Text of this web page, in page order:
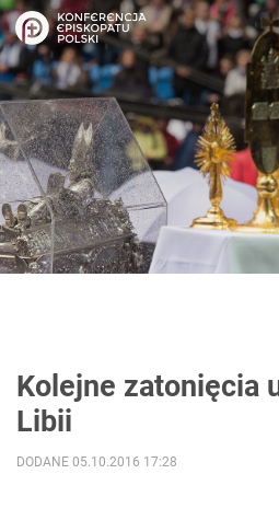
Kolejne zatonięcia
Libii
DODANE 05.10.2016 17:28